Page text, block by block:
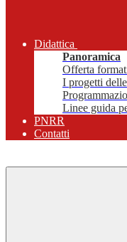
Didattica
Panoramica
Offerta
I progetti
Linee guida
PNRR
Contatti